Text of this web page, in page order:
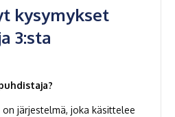
kysymykset
3:sta
järjestelmä, joka käsittelee